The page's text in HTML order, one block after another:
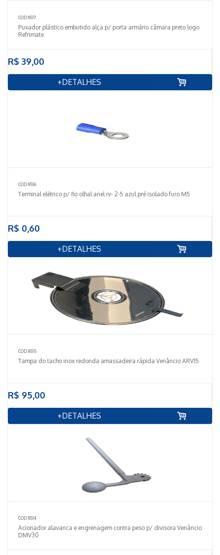
COD 8517
Puxador plástico embutido alça p/ porta armário câmara preto logo
Refrimate
R$ 39,00
+DETALHES
COD 8516
Terminal elétrico p/ fio olhal anel rv- 2-5 azul pré isolado furo M5
R$ 0,60
+DETALHES
COD 8515
Tampa do tacho inox redonda amassadeira rápida Venâncio ARV15
R$ 95,00
+DETALHES
COD 8514
Acionador alavanca e engrenagem contra peso p/ divisora Venâncio
DMV30